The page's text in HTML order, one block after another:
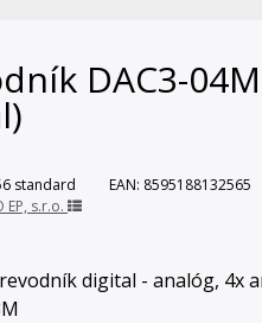
DAC3-
standard EAN: 8595188132565
EP, s.r.o.
digital - analóg, 4x